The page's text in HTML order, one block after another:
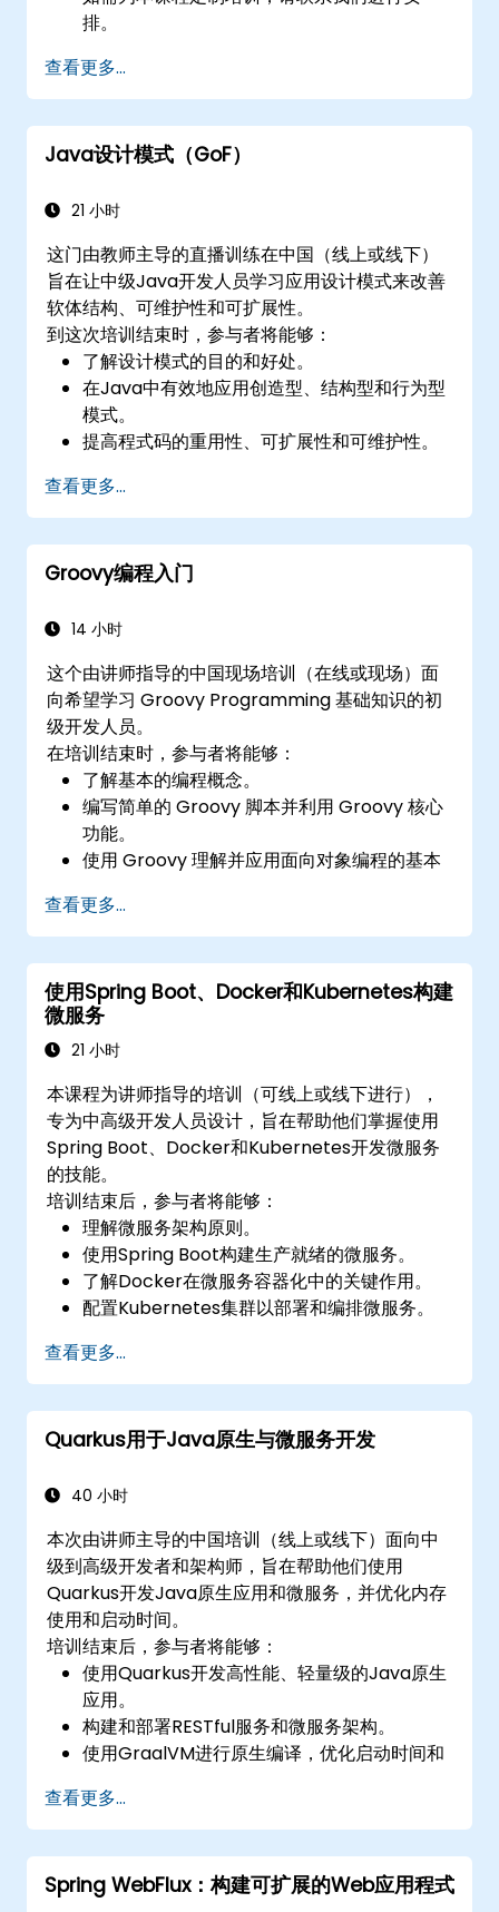
排。
查看更多...
Java设计模式（GoF）
21 小时
这门由教师主导的直播训练在中国（线上或线下）
旨在让中级Java开发人员学习应用设计模式来改善
软体结构、可维护性和可扩展性。
到这次培训结束时，参与者将能够：
了解设计模式的目的和好处。
在Java中有效地应用创造型、结构型和行为型
模式。
提高程式码的重用性、可扩展性和可维护性。
查看更多...
Groovy编程入门
14 小时
这个由讲师指导的中国现场培训（在线或现场）面
向希望学习 Groovy Programming 基础知识的初
级开发人员。
在培训结束时，参与者将能够：
了解基本的编程概念。
编写简单的 Groovy 脚本并利用 Groovy 核心
功能。
使用 Groovy 理解并应用面向对象编程的基本
学习基本的错误处理技术，以管理 Groovy 中
的常见编程错误和异常。
查看更多...
使用Spring Boot、Docker和Kubernetes构建
微服务
21 小时
本课程为讲师指导的培训（可线上或线下进行），
专为中高级开发人员设计，旨在帮助他们掌握使用
Spring Boot、Docker和Kubernetes开发微服务
的技能。
培训结束后，参与者将能够：
理解微服务架构原则。
使用Spring Boot构建生产就绪的微服务。
了解Docker在微服务容器化中的关键作用。
配置Kubernetes集群以部署和编排微服务。
查看更多...
Quarkus用于Java原生与微服务开发
40 小时
本次由讲师主导的中国培训（线上或线下）面向中
级到高级开发者和架构师，旨在帮助他们使用
Quarkus开发Java原生应用和微服务，并优化内存
使用和启动时间。
培训结束后，参与者将能够：
使用Quarkus开发高性能、轻量级的Java原生
应用。
构建和部署RESTful服务和微服务架构。
使用GraalVM进行原生编译，优化启动时间和
为Kubernetes和OpenShift环境打包和容器化
应用。
查看更多...
Spring WebFlux：构建可扩展的Web应用程式